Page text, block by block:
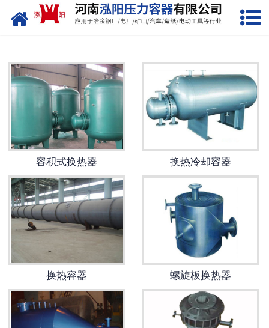
网站首页
化工储罐
液化气储罐
塔器
换热容器
反应容器
容积式换热器 换热冷却容器
换热容器 螺旋板换热器